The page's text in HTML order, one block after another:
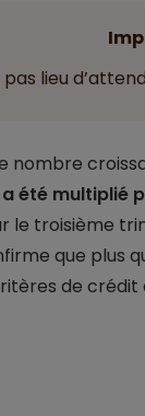
pas lieu
été multiplié
le troisième
que plus
de